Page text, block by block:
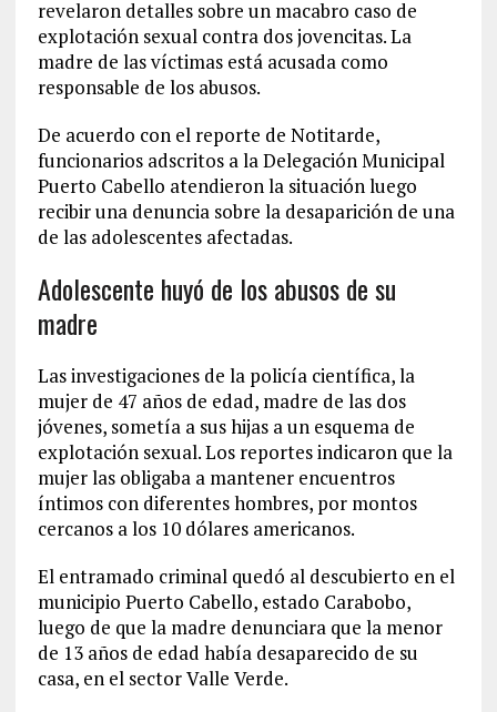
revelaron detalles sobre un macabro caso de
explotación sexual contra dos jovencitas. La
madre de las víctimas está acusada como
responsable de los abusos.
De acuerdo con el reporte de Notitarde,
funcionarios adscritos a la Delegación Municipal
Puerto Cabello atendieron la situación luego
recibir una denuncia sobre la desaparición de una
de las adolescentes afectadas.
Adolescente huyó de los abusos de su
madre
Las investigaciones de la policía científica, la
mujer de 47 años de edad, madre de las dos
jóvenes, sometía a sus hijas a un esquema de
explotación sexual. Los reportes indicaron que la
mujer las obligaba a mantener encuentros
íntimos con diferentes hombres, por montos
cercanos a los 10 dólares americanos.
El entramado criminal quedó al descubierto en el
municipio Puerto Cabello, estado Carabobo,
luego de que la madre denunciara que la menor
de 13 años de edad había desaparecido de su
casa, en el sector Valle Verde.